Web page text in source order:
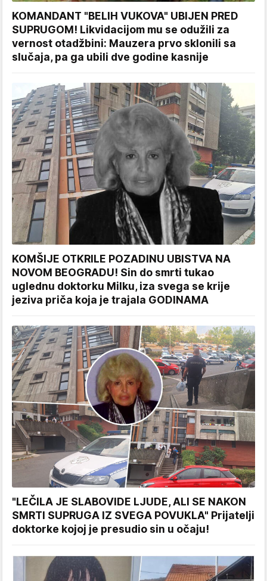
KOMANDANT "BELIH VUKOVA" UBIJEN PRED
SUPRUGOM! Likvidacijom mu se odužili za
vernost otadžbini: Mauzera prvo sklonili sa
slučaja, pa ga ubili dve godine kasnije
KOMŠIJE OTKRILE POZADINU UBISTVA NA
NOVOM BEOGRADU! Sin do smrti tukao
uglednu doktorku Milku, iza svega se krije
jeziva priča koja je trajala GODINAMA
"LEČILA JE SLABOVIDE LJUDE, ALI SE NAKON
SMRTI SUPRUGA IZ SVEGA POVUKLA" Prijatelji
doktorke kojoj je presudio sin u očaju!